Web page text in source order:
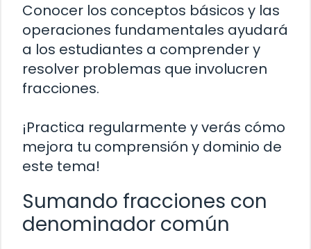
Conocer los conceptos básicos y las
operaciones fundamentales ayudará
a los estudiantes a comprender y
resolver problemas que involucren
fracciones.
¡Practica regularmente y verás cómo
mejora tu comprensión y dominio de
este tema!
Sumando fracciones con
denominador común